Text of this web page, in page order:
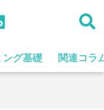
ング基礎 関連コラ